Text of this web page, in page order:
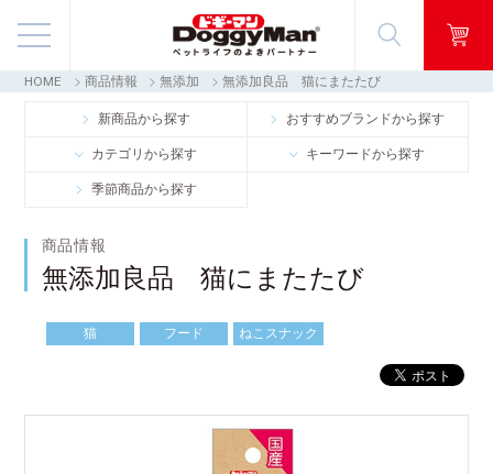
商品情報
映像ギャラリー
お客様窓口・Q＆A
会社情報
HOME 商品情報 無添加 無添加良品 猫にまたたび
新商品から探す おすすめブランドから探す
カテゴリから探す キーワードから探す
季節商品から探す
商品情報
無添加良品 猫にまたたび
猫 フード ねこスナック